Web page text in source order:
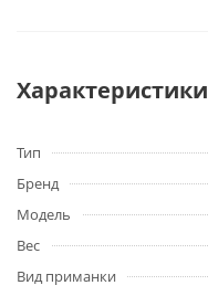
Характеристики
Тип
Бренд
Модель
Вес
Вид приманки